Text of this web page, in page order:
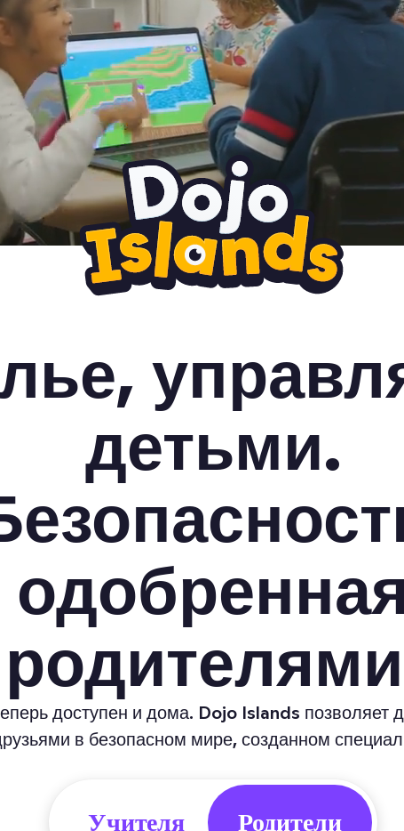
детьми.
одобренная
доступен и дома. Dojo Islands позволяет
в безопасном мире, созданном
Учителя